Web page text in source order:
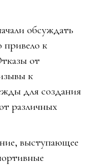
обсуждать
привело к
от
к
для создания
различных
выступающее